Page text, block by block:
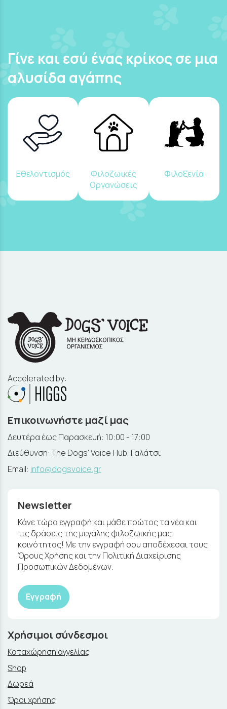
Γίνε και εσύ ένας κρίκος σε μια
αλυσίδα αγάπης
Εθελοντισμός
Φιλοζωικές
Οργανώσεις
Φιλοξενία
Accelerated by:
Επικοινωνήστε μαζί μας
Δευτέρα έως Παρασκευή: 10:00 - 17:00
Διεύθυνση: The Dogs' Voice Hub, Γαλάτσι
Email: info@dogsvoice.gr
Newsletter
Κάνε τώρα εγγραφή και μάθε πρώτος τα νέα και
τις δράσεις της μεγάλης φιλοζωικής μας
κοινότητας! Με την εγγραφή σου αποδέχεσαι τους
Όρους Χρήσης και την Πολιτική Διαχείρισης
Προσωπικών Δεδομένων.
Εγγραφή
Χρήσιμοι σύνδεσμοι
Καταχώρηση αγγελίας
Shop
Δωρεά
Όροι χρήσης